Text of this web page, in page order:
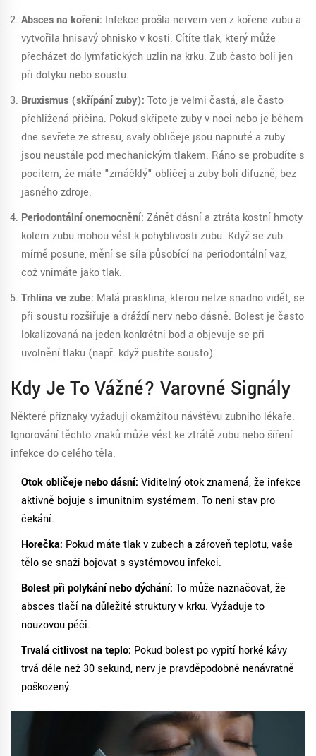
Absces na kořeni: Infekce prošla nervem ven z kořene zubu a
vytvořila hnisavý ohnisko v kosti. Cítíte tlak, který může
přecházet do lymfatických uzlin na krku. Zub často bolí jen
při dotyku nebo soustu.
Bruxismus (skřípání zuby): Toto je velmi častá, ale často
přehlížená příčina. Pokud skřípete zuby v noci nebo je během
dne sevřete ze stresu, svaly obličeje jsou napnuté a zuby
jsou neustále pod mechanickým tlakem. Ráno se probudíte s
pocitem, že máte "zmáčklý" obličej a zuby bolí difuzně, bez
jasného zdroje.
Periodontální onemocnění: Zánět dásní a ztráta kostní hmoty
kolem zubu mohou vést k pohyblivosti zubu. Když se zub
mírně posune, mění se síla působící na periodontální vaz,
což vnímáte jako tlak.
Trhlina ve zube: Malá prasklina, kterou nelze snadno vidět, se
při soustu rozšiřuje a dráždí nerv nebo dásně. Bolest je často
lokalizovaná na jeden konkrétní bod a objevuje se při
uvolnění tlaku (např. když pustíte sousto).
Kdy Je To Vážné? Varovné Signály
Některé příznaky vyžadují okamžitou návštěvu zubního lékaře.
Ignorování těchto znaků může vést ke ztrátě zubu nebo šíření
infekce do celého těla.
Otok obličeje nebo dásní: Viditelný otok znamená, že infekce
aktivně bojuje s imunitním systémem. To není stav pro
čekání.
Horečka: Pokud máte tlak v zubech a zároveň teplotu, vaše
tělo se snaží bojovat s systémovou infekcí.
Bolest při polykání nebo dýchání: To může naznačovat, že
absces tlačí na důležité struktury v krku. Vyžaduje to
nouzovou péči.
Trvalá citlivost na teplo: Pokud bolest po vypití horké kávy
trvá déle než 30 sekund, nerv je pravděpodobně nenávratně
poškozený.